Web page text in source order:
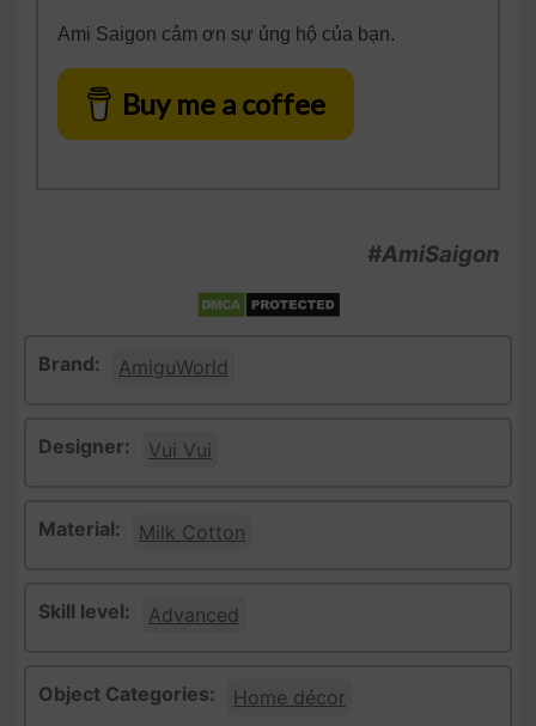
Ami Saigon cảm ơn sự ủng hộ của bạn.
Buy me a coffee
#AmiSaigon
Brand: AmiguWorld
Designer: Vui Vui
Material: Milk Cotton
Skill level: Advanced
Object Categories: Home décor